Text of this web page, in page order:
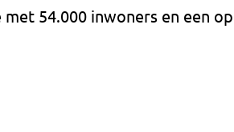
54.000 inwoners en een